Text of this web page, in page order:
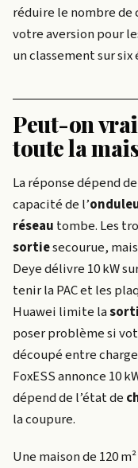
réduire le nombre de
votre aversion pour
un classement sur six
Peut-on
toute la
La réponse dépend
capacité de l’
réseau tombe. Les
sortiesecourue,
Deye délivre 10 kW
tenir la PAC et les
Huawei limite la
poser problème si
découpé entre
FoxESS annonce 10
dépend de l’état de
la coupure.
Une maison de 120